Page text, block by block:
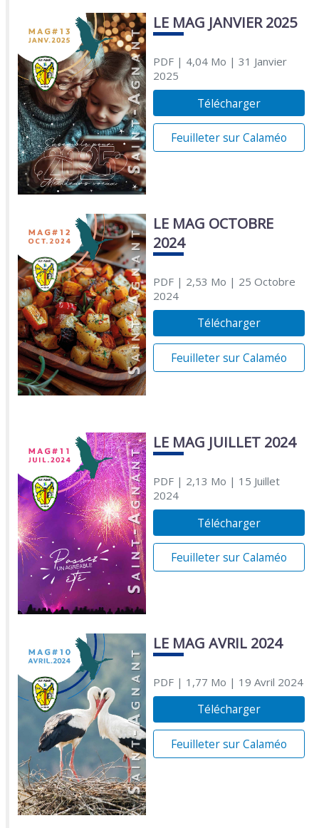
LE MAG JANVIER 2025
PDF| 4,04 Mo | 31 Janvier
2025
Télécharger
Feuilleter sur Calaméo
LE MAG OCTOBRE
2024
PDF| 2,53 Mo | 25 Octobre
2024
Télécharger
Feuilleter sur Calaméo
LE MAG JUILLET 2024
PDF| 2,13 Mo | 15 Juillet
2024
Télécharger
Feuilleter sur Calaméo
LE MAG AVRIL 2024
PDF| 1,77 Mo | 19 Avril 2024
Télécharger
Feuilleter sur Calaméo